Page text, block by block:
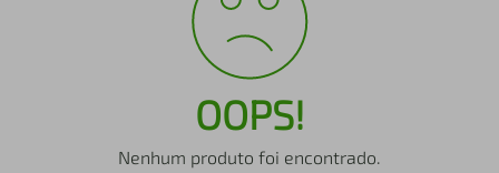
OOPS!
Nenhum produto foi encontrado.